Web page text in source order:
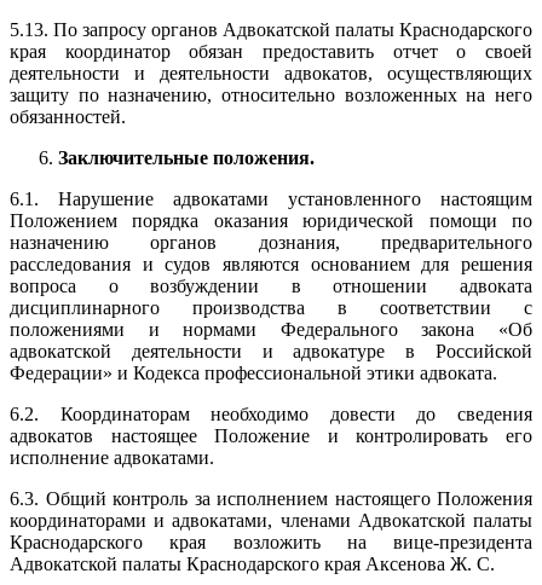
5.13. По запросу органов Адвокатской палаты Краснодарского
края координатор обязан предоставить отчет о своей
деятельности и деятельности адвокатов, осуществляющих
защиту по назначению, относительно возложенных на него
обязанностей.
Заключительные положения.
6.1. Нарушение адвокатами установленного настоящим
Положением порядка оказания юридической помощи по
назначению органов дознания, предварительного
расследования и судов являются основанием для решения
вопроса о возбуждении в отношении адвоката
дисциплинарного производства в соответствии с
положениями и нормами Федерального закона «Об
адвокатской деятельности и адвокатуре в Российской
Федерации» и Кодекса профессиональной этики адвоката.
6.2. Координаторам необходимо довести до сведения
адвокатов настоящее Положение и контролировать его
исполнение адвокатами.
6.3. Общий контроль за исполнением настоящего Положения
координаторами и адвокатами, членами Адвокатской палаты
Краснодарского края возложить на вице-президента
Адвокатской палаты Краснодарского края Аксенова Ж. С.